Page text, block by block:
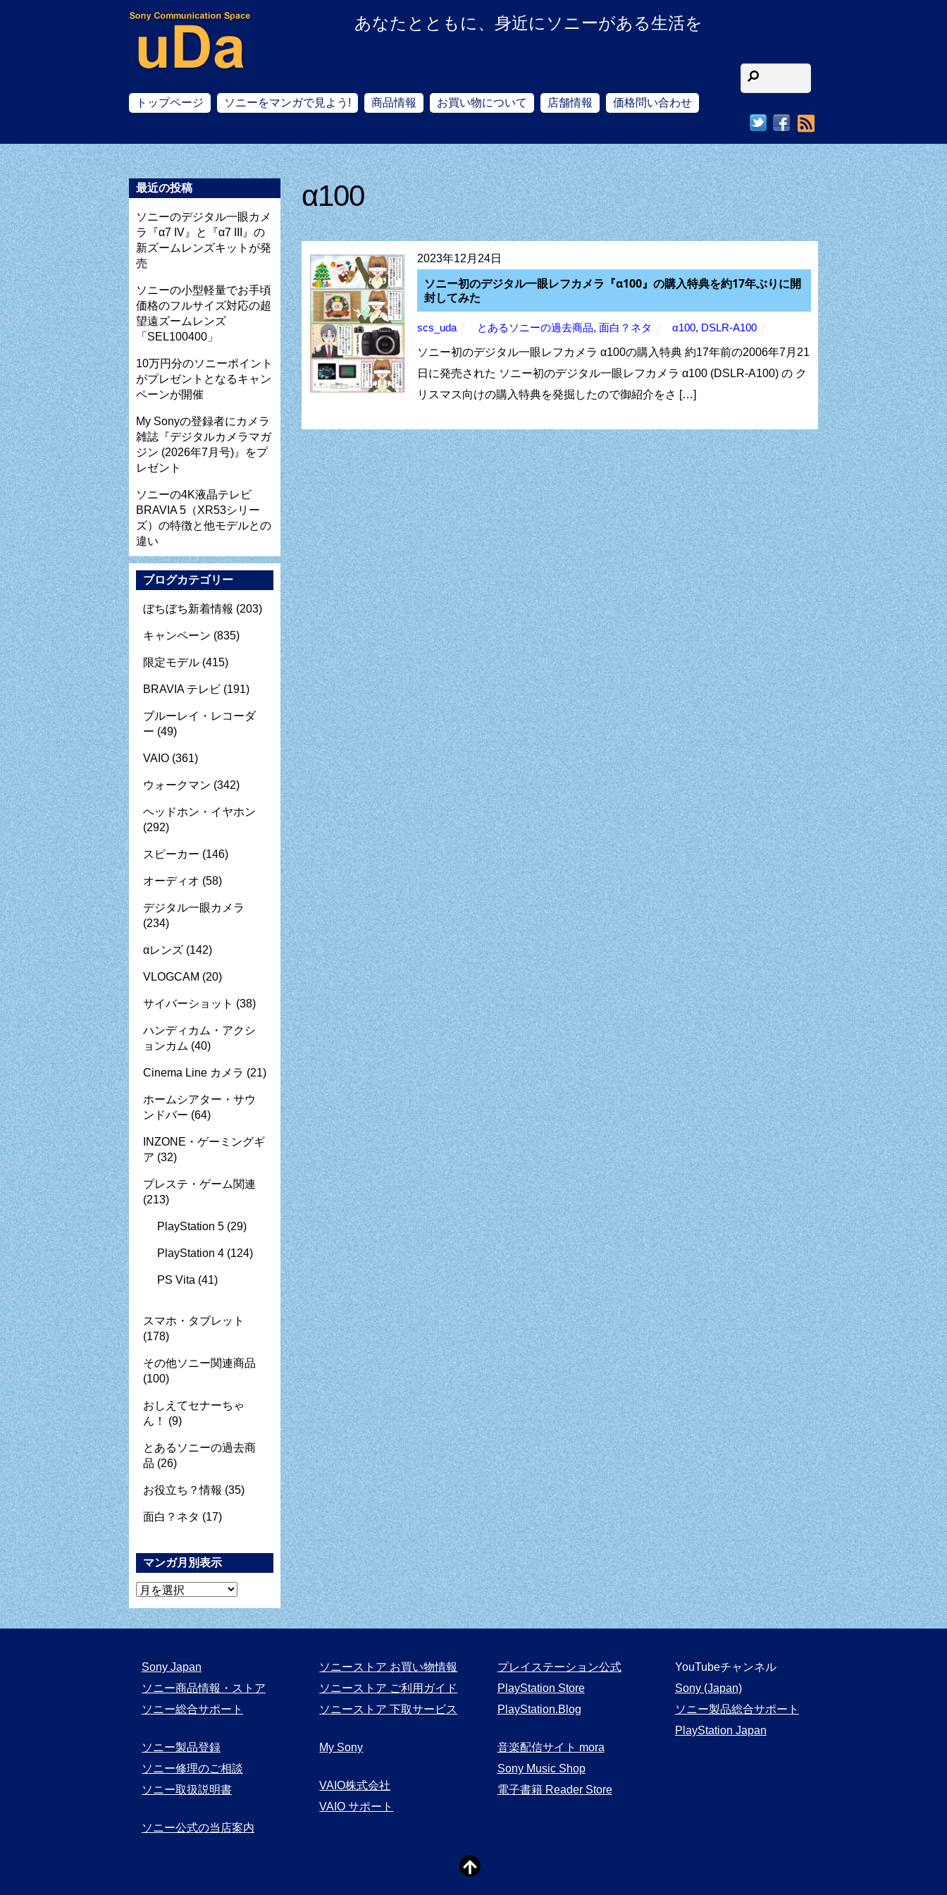
あなたとともに、身近にソニーがある生活を
トップページ ソニーをマンガで見よう! 商品情報 お買い物について 店舗情報
価格問い合わせ
α100
2023年12月24日
ソニー初のデジタル一眼レフカメラ『α100』の購入特典を約17年ぶりに開
封してみた
scs_uda とあるソニーの過去商品, 面白？ネタ α100, DSLR-A100
ソニー初のデジタル一眼レフカメラ α100の購入特典 約17年前の2006年7月21
日に発売された ソニー初のデジタル一眼レフカメラ α100 (DSLR-A100) の ク
リスマス向けの購入特典を発掘したので御紹介をさ […]
最近の投稿
ソニーのデジタル一眼カメ
ラ『α7 IV』と『α7 III』の
新ズームレンズキットが発
売
ソニーの小型軽量でお手頃
価格のフルサイズ対応の超
望遠ズームレンズ
「SEL100400」
10万円分のソニーポイント
がプレゼントとなるキャン
ペーンが開催
My Sonyの登録者にカメラ
雑誌『デジタルカメラマガ
ジン (2026年7月号)』をプ
レゼント
ソニーの4K液晶テレビ
BRAVIA 5（XR53シリー
ズ）の特徴と他モデルとの
違い
ブログカテゴリー
ぼちぼち新着情報 (203)
キャンペーン (835)
限定モデル (415)
BRAVIA テレビ (191)
ブルーレイ・レコーダ
ー (49)
VAIO (361)
ウォークマン (342)
ヘッドホン・イヤホン
(292)
スピーカー (146)
オーディオ (58)
デジタル一眼カメラ
(234)
αレンズ (142)
VLOGCAM (20)
サイバーショット (38)
ハンディカム・アクシ
ョンカム (40)
Cinema Line カメラ (21)
ホームシアター・サウ
ンドバー (64)
INZONE・ゲーミングギ
ア (32)
プレステ・ゲーム関連
(213)
PlayStation 5 (29)
PlayStation 4 (124)
PS Vita (41)
スマホ・タブレット
(178)
その他ソニー関連商品
(100)
おしえてセナーちゃ
ん！
(9)
とあるソニーの過去商
品 (26)
お役立ち？情報 (35)
面白？ネタ (17)
マンガ月別表示
マ
ン
ガ
別
表
示
Sony Japan
ソニー商品情報・ストア
ソニー総合サポート
ソニー製品登録
ソニー修理のご相談
ソニー取扱説明書
ソニー公式の当店案内
ソニーストア お買い物情報
ソニーストア ご利用ガイド
ソニーストア 下取サービス
My Sony
VAIO株式会社
VAIO サポート
プレイステーション公式
PlayStation Store
PlayStation.Blog
音楽配信サイト mora
Sony Music Shop
電子書籍 Reader Store
YouTubeチャンネル
Sony (Japan)
ソニー製品総合サポート
PlayStation Japan